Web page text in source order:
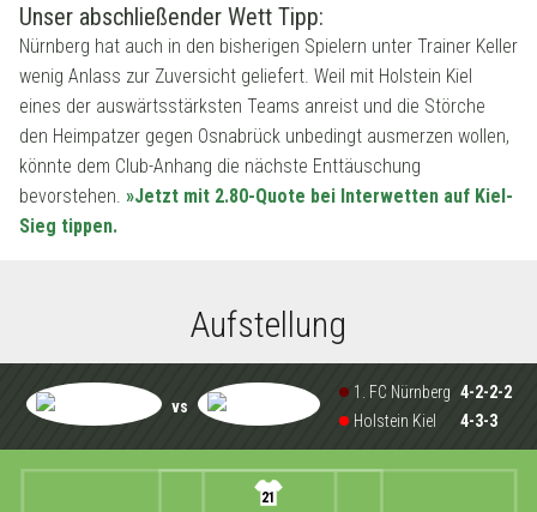
Unser abschließender Wett Tipp:
Nürnberg hat auch in den bisherigen Spielern unter Trainer Keller
wenig Anlass zur Zuversicht geliefert. Weil mit Holstein Kiel
eines der auswärtsstärksten Teams anreist und die Störche
den Heimpatzer gegen Osnabrück unbedingt ausmerzen wollen,
könnte dem Club-Anhang die nächste Enttäuschung
bevorstehen. »Jetzt mit 2.80-Quote bei Interwetten auf Kiel-
Sieg tippen.
Aufstellung
vs
1. FC Nürnberg
Holstein Kiel
4-2-2-2
4-3-3
21